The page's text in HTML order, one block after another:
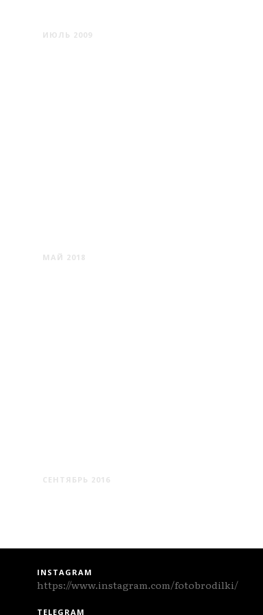
ИЮЛЬ 2009
МАЙ 2018
СЕНТЯБРЬ 2016
INSTAGRAM
https://www.instagram.com/fotobrodilki/
TELEGRAM